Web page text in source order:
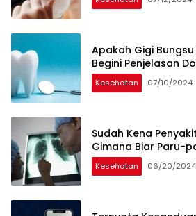
Apakah Gigi
Begini Penjelasan
Kesehatan 07/10/2024
Sudah Kena
Gimana Biar Paru-
Kesehatan 06/20/2024